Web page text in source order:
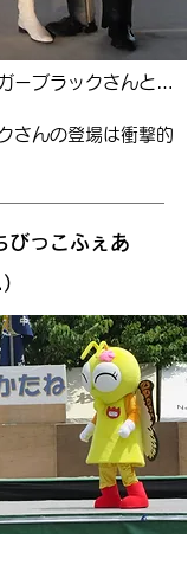
ーブラックさんと…
さんの登場は衝撃的
びっこふぇあ